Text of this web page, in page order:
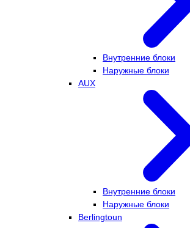
Внутренние блоки
Наружные блоки
AUX
Внутренние блоки
Наружные блоки
Berlingtoun